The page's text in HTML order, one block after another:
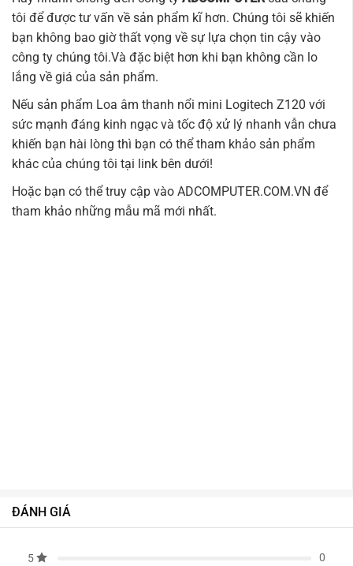
tôi để được tư vấn về sản phẩm kĩ hơn. Chúng tôi sẽ khiến
bạn không bao giờ thất vọng về sự lựa chọn tin cậy vào
công ty chúng tôi.Và đặc biệt hơn khi bạn không cần lo
lắng về giá của sản phẩm.
Nếu sản phẩm Loa âm thanh nổi mini Logitech Z120 với
sức mạnh đáng kinh ngạc và tốc độ xử lý nhanh vẫn chưa
khiến bạn hài lòng thì bạn có thể tham khảo sản phẩm
khác của chúng tôi tại link bên dưới!
Hoặc bạn có thể truy cập vào ADCOMPUTER.COM.VN để
tham khảo những mẫu mã mới nhất.
ĐÁNH GIÁ
5
0